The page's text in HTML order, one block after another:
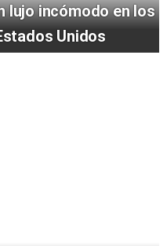
lujo incómodo en los
Unidos